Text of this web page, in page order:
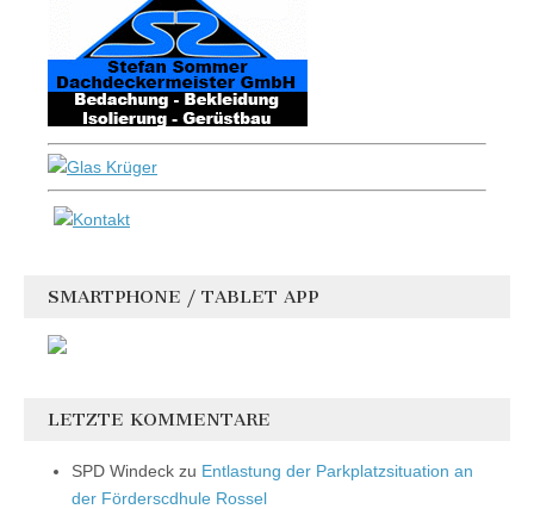
SMARTPHONE / TABLET APP
LETZTE KOMMENTARE
SPD Windeck zu Entlastung der Parkplatzsituation an
der Förderscdhule Rossel